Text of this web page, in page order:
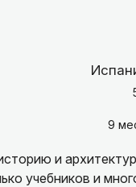
9
и
учебников и